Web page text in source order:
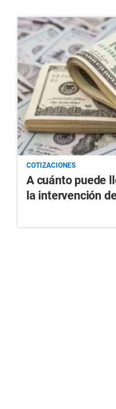
COTIZACIONES
A cuánto puede
la intervención